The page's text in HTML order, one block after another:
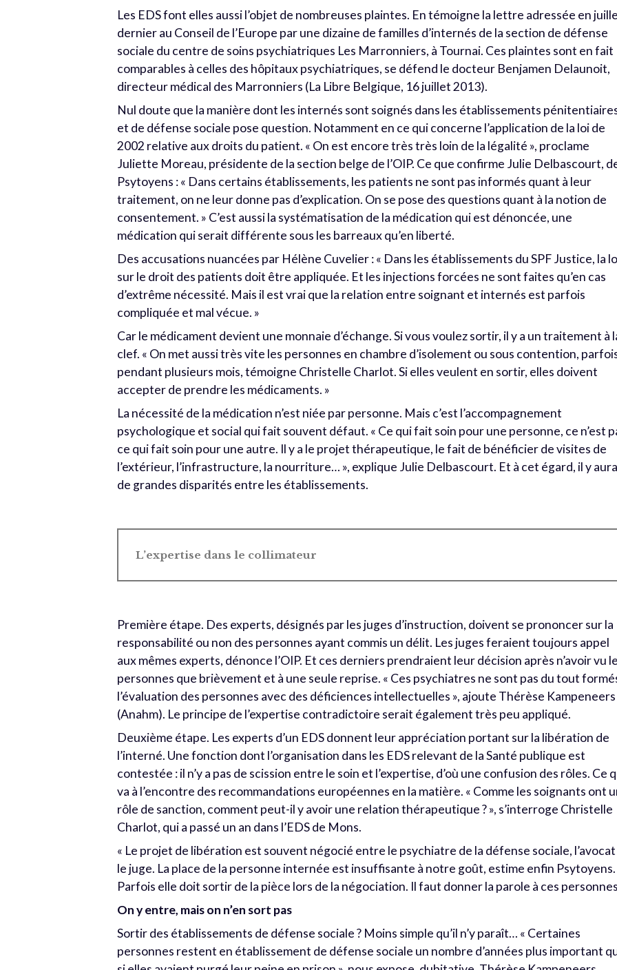
Les EDS font elles aussi l’objet de nombreuses plaintes. En témoigne la lettre adressée en
dernier au Conseil de l’Europe par une dizaine de familles d’internés de la section de défense
sociale du centre de soins psychiatriques Les Marronniers, à Tournai. Ces plaintes sont en fait
comparables à celles des hôpitaux psychiatriques, se défend le docteur Benjamen Delaunoit,
directeur médical des Marronniers (La Libre Belgique, 16 juillet 2013).
Nul doute que la manière dont les internés sont soignés dans les établissements
et de défense sociale pose question. Notamment en ce qui concerne l’application de la loi de
2002 relative aux droits du patient. « On est encore très très loin de la légalité », proclame
Juliette Moreau, présidente de la section belge de l’OIP. Ce que confirme Julie Delbascourt,
Psytoyens : « Dans certains établissements, les patients ne sont pas informés quant à leur
traitement, on ne leur donne pas d’explication. On se pose des questions quant à la notion de
consentement. » C’est aussi la systématisation de la médication qui est dénoncée, une
médication qui serait différente sous les barreaux qu’en liberté.
Des accusations nuancées par Hélène Cuvelier : « Dans les établissements du SPF Justice, la
sur le droit des patients doit être appliquée. Et les injections forcées ne sont faites qu’en cas
d’extrême nécessité. Mais il est vrai que la relation entre soignant et internés est parfois
compliquée et mal vécue. »
Car le médicament devient une monnaie d’échange. Si vous voulez sortir, il y a un traitement à
clef. « On met aussi très vite les personnes en chambre d’isolement ou sous contention,
pendant plusieurs mois, témoigne Christelle Charlot. Si elles veulent en sortir, elles doivent
accepter de prendre les médicaments. »
La nécessité de la médication n’est niée par personne. Mais c’est l’accompagnement
psychologique et social qui fait souvent défaut. « Ce qui fait soin pour une personne, ce n’est
ce qui fait soin pour une autre. Il y a le projet thérapeutique, le fait de bénéficier de visites de
l’extérieur, l’infrastructure, la nourriture… », explique Julie Delbascourt. Et à cet égard, il y
de grandes disparités entre les établissements.
L’expertise dans le collimateur
Première étape. Des experts, désignés par les juges d’instruction, doivent se prononcer sur la
responsabilité ou non des personnes ayant commis un délit. Les juges feraient toujours appel
aux mêmes experts, dénonce l’OIP. Et ces derniers prendraient leur décision après n’avoir vu
personnes que brièvement et à une seule reprise. « Ces psychiatres ne sont pas du tout
l’évaluation des personnes avec des déficiences intellectuelles », ajoute Thérèse Kampeneers
(Anahm). Le principe de l’expertise contradictoire serait également très peu appliqué.
Deuxième étape. Les experts d’un EDS donnent leur appréciation portant sur la libération de
l’interné. Une fonction dont l’organisation dans les EDS relevant de la Santé publique est
contestée : il n’y a pas de scission entre le soin et l’expertise, d’où une confusion des rôles. Ce
va à l’encontre des recommandations européennes en la matière. « Comme les soignants ont
rôle de sanction, comment peut-il y avoir une relation thérapeutique ? », s’interroge Christelle
Charlot, qui a passé un an dans l’EDS de Mons.
« Le projet de libération est souvent négocié entre le psychiatre de la défense sociale,
le juge. La place de la personne internée est insuffisante à notre goût, estime enfin Psytoyens.
Parfois elle doit sortir de la pièce lors de la négociation. Il faut donner la parole à ces
On y entre, mais on n’en sort pas
Sortir des établissements de défense sociale ? Moins simple qu’il n’y paraît… « Certaines
personnes restent en établissement de défense sociale un nombre d’années plus important